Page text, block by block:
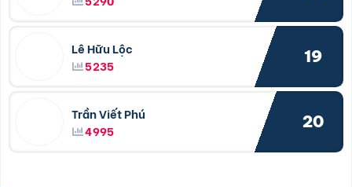
Lê Hữu Lộc
5235
19
Trần Viết Phú
4995
20